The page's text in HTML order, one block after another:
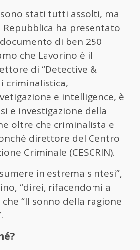
stati tutti assolti, ma
Repubblica ha presentato
di ben 250
che Lavorino è il
di “Detective &
criminalistica,
e intelligence, è
e investigazione della
oltre che criminalista e
direttore del Centro
Criminale (CESCRIN).
in estrema sintesi”,
“direi, rifacendomi a
che “Il sonno della ragione